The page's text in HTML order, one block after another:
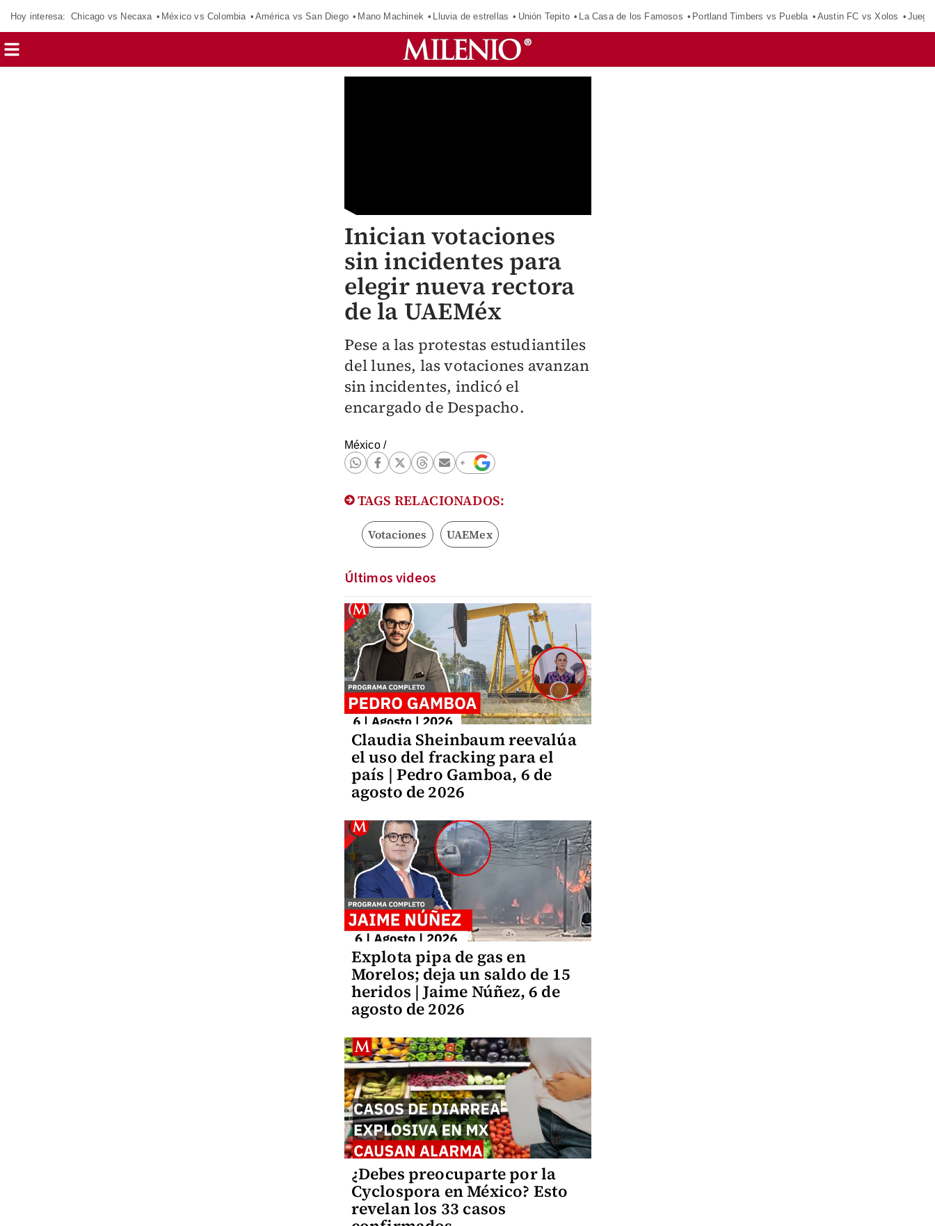
Hoy interesa: Chicago vs Necaxa México vs Colombia América vs San Diego Mano Machinek Lluvia de estrellas Unión Tepito La Casa de los Famosos Portland Timbers vs Puebla Austin FC vs Xolos
Inician votaciones
sin incidentes para
elegir nueva rectora
de la UAEMéx
Pese a las protestas estudiantiles
del lunes, las votaciones avanzan
sin incidentes, indicó el
encargado de Despacho.
México/
TAGS RELACIONADOS:
Votaciones UAEMex
Últimos videos
Claudia Sheinbaum reevalúa
el uso del fracking para el
país | Pedro Gamboa, 6 de
agosto de 2026
Explota pipa de gas en
Morelos; deja un saldo de 15
heridos | Jaime Núñez, 6 de
agosto de 2026
¿Debes preocuparte por la
Cyclospora en México? Esto
revelan los 33 casos